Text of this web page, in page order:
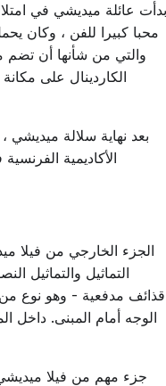
محبا كبيرا للفن ، وكان
الكاردينال على
الأكاديمية
الجزء الخارجي من فيلا
التماثيل والتماثيل
قذائف مدفعية - وهو نوع من
الوجه أمام المبنى. داخل